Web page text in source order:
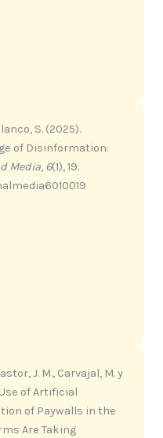
S. (2025).
of Disinformation:
Media, 6(1), 19.
J. M., Carvajal, M. y
of Artificial
of Paywalls in the
Are Taking